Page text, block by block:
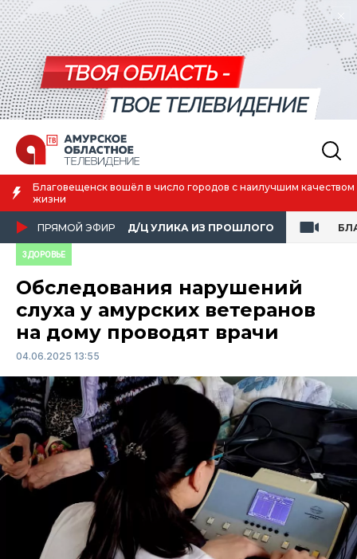
Благовещенск вошёл в число городов с наилучшим качеством
жизни
ПРЯМОЙ ЭФИР Д/Ц УЛИКА ИЗ ПРОШЛОГО
ЗДОРОВЬЕ
Обследования нарушений
слуха у амурских ветеранов
на дому проводят врачи
04.06.2025 13:55